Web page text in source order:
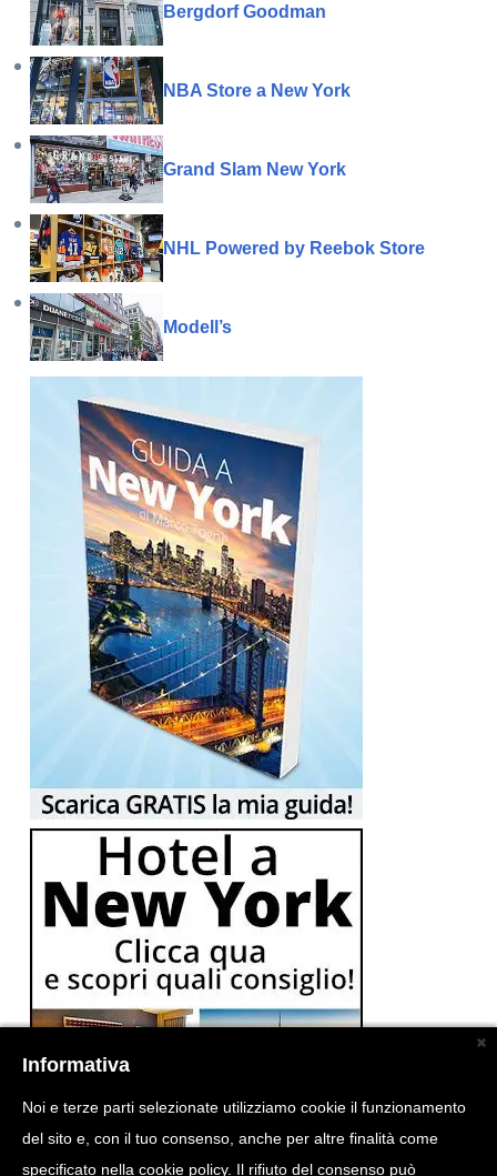
Bergdorf Goodman
NBA Store a New York
Grand Slam New York
NHL Powered by Reebok Store
Modell’s
Informativa
Noi e terze parti selezionate utilizziamo cookie il funzionamento
del sito e, con il tuo consenso, anche per altre finalità come
specificato nella cookie policy. Il rifiuto del consenso può